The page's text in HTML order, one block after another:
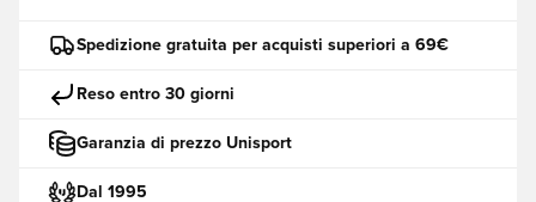
Spedizione gratuita per acquisti superiori a 69€
Reso entro 30 giorni
Garanzia di prezzo Unisport
Dal 1995